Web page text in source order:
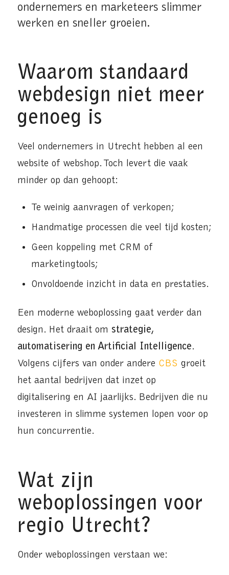
ondernemers en marketeers slimmer
werken en sneller groeien.
Waarom standaard
webdesign niet meer
genoeg is
Veel ondernemers in Utrecht hebben al een
website of webshop. Toch levert die vaak
minder op dan gehoopt:
Te weinig aanvragen of verkopen;
Handmatige processen die veel tijd kosten;
Geen koppeling met CRM of
marketingtools;
Onvoldoende inzicht in data en prestaties.
Een moderne weboplossing gaat verder dan
design. Het draait om strategie,
automatisering en Artificial Intelligence.
Volgens cijfers van onder andere CBS groeit
het aantal bedrijven dat inzet op
digitalisering en AI jaarlijks. Bedrijven die nu
investeren in slimme systemen lopen voor op
hun concurrentie.
Wat zijn
weboplossingen voor
regio Utrecht?
Onder weboplossingen verstaan we: